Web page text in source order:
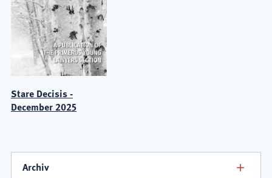
Stare Decisis -
December 2025
Archiv